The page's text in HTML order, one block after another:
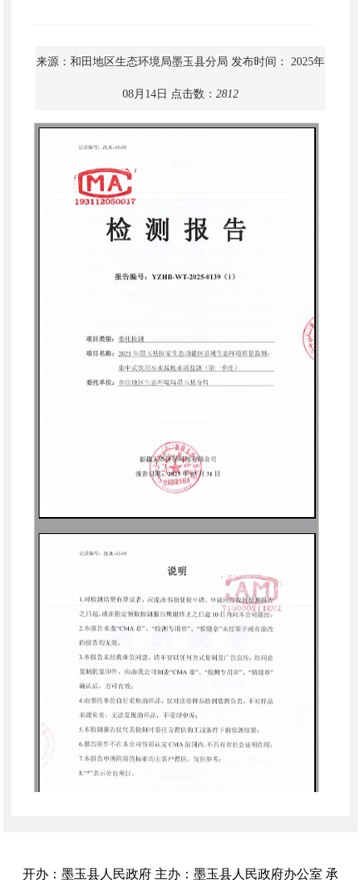
来源：和田地区生态环境局墨玉县分局 发布时间： 2025年
08月14日 点击数： 2812
开办：墨玉县人民政府 主办：墨玉县人民政府办公室 承